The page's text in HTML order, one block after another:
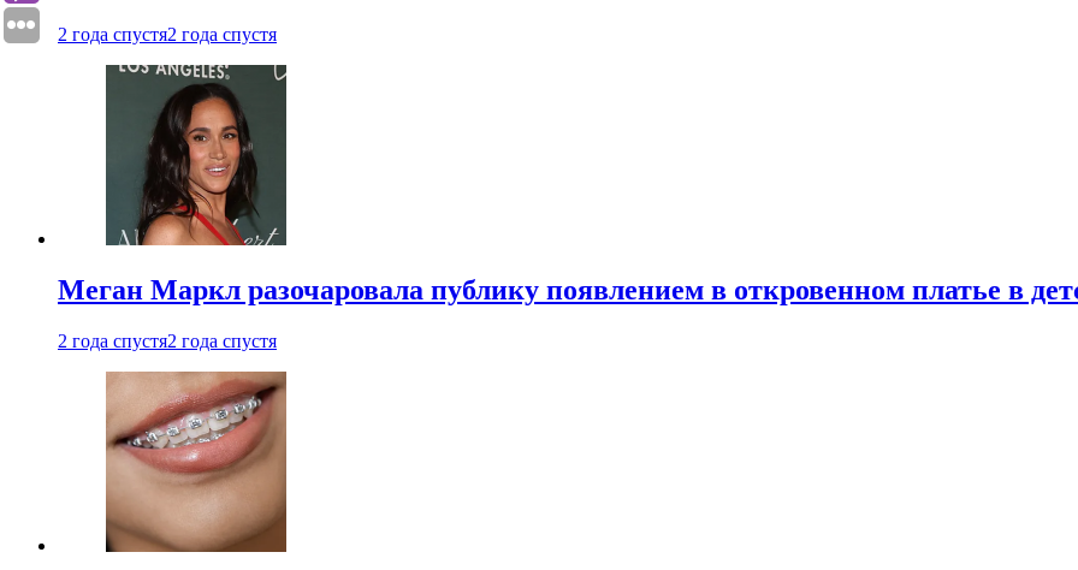
2 года спустя2 года спустя
Меган Маркл разочаровала публику появлением в откровенном платье в
2 года спустя2 года спустя